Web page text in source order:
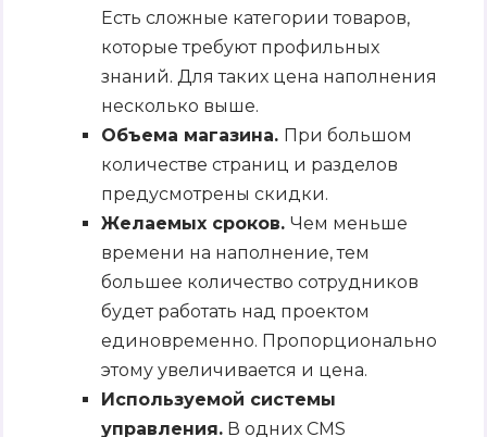
Есть сложные категории товаров,
которые требуют профильных
знаний. Для таких цена наполнения
несколько выше.
Объема магазина. При большом
количестве страниц и разделов
предусмотрены скидки.
Желаемых сроков. Чем меньше
времени на наполнение, тем
большее количество сотрудников
будет работать над проектом
единовременно. Пропорционально
этому увеличивается и цена.
Используемой системы
управления. В одних CMS